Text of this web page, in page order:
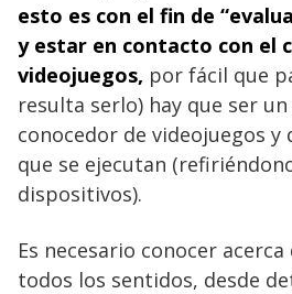
esto es con el fin de
y estar en contacto con el
videojuegos, por fácil que
resulta serlo) hay que ser
conocedor de videojuegos y
que se ejecutan
dispositivos).
Es necesario conocer
todos los sentidos, desde